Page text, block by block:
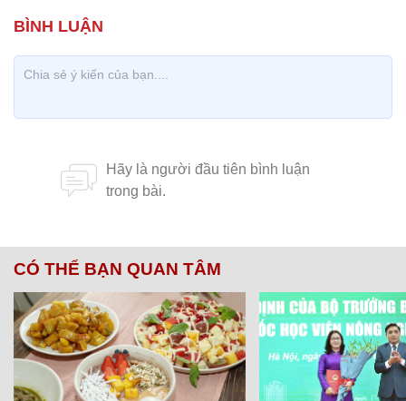
CÓ THỂ BẠN QUAN TÂM